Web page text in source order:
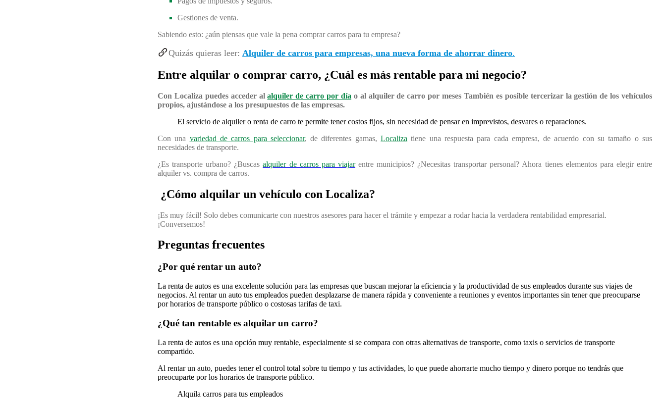
Gestiones de venta.
Sabiendo esto: ¿aún piensas que vale la pena comprar carros para tu empresa?
Quizás quieras leer: Alquiler de carros para empresas, una nueva forma de ahorrar dinero.
Entre alquilar o comprar carro, ¿Cuál es más rentable para mi negocio?
Con Localiza puedes acceder alalquiler de carro por día o al alquiler de carro por meses También es posible tercerizar la gestión de los vehículos
propios, ajustándose a los presupuestos de las empresas.
El servicio de alquiler o renta de carro te permite tener costos fijos, sin necesidad de pensar en imprevistos, desvares o reparaciones.
Con una variedad de carros para seleccionar, de diferentes gamas,Localiza tiene una respuesta para cada empresa, de acuerdo con su tamaño o sus
necesidades de transporte.
¿Es transporte urbano? ¿Buscasalquiler de carros para viajarentre municipios? ¿Necesitas transportar personal? Ahora tienes elementos para elegir entre
alquiler vs. compra de carros.
¿Cómo alquilar un vehículo con Localiza?
¡Es muy fácil! Solo debes comunicarte con nuestros asesores para hacer el trámite y empezar a rodar hacia la verdadera rentabilidad empresarial.
¡Conversemos!
Preguntas frecuentes
¿Por qué rentar un auto?
La renta de autos es una excelente solución para las empresas que buscan mejorar la eficiencia y la productividad de sus empleados durante sus viajes de
negocios. Al rentar un auto tus empleados pueden desplazarse de manera rápida y conveniente a reuniones y eventos importantes sin tener que preocuparse
por horarios de transporte público o costosas tarifas de taxi.
¿Qué tan rentable es alquilar un carro?
La renta de autos es una opción muy rentable, especialmente si se compara con otras alternativas de transporte, como taxis o servicios de transporte
compartido.
Al rentar un auto, puedes tener el control total sobre tu tiempo y tus actividades, lo que puede ahorrarte mucho tiempo y dinero porque no tendrás que
preocuparte por los horarios de transporte público.
Alquila carros para tus empleados